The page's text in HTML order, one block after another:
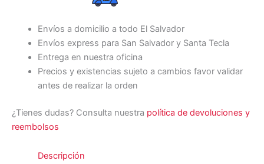
Envíos a domicilio a todo El Salvador
Envíos express para San Salvador y Santa Tecla
Entrega en nuestra oficina
Precios y existencias sujeto a cambios favor validar
antes de realizar la orden
¿Tienes dudas? Consulta nuestra política de devoluciones y
reembolsos
Descripción